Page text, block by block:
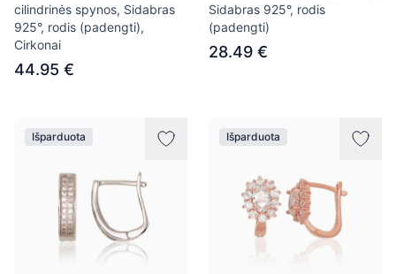
cilindrinės spynos, Sidabras
925°, rodis (padengti),
Cirkonai
44.95 €
Sidabras 925°, rodis
(padengti)
28.49 €
Išparduota Išparduota